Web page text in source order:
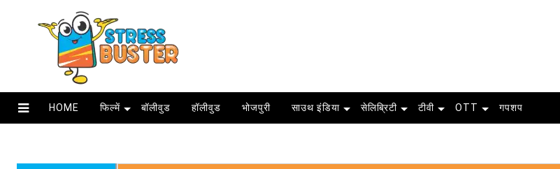
HOME फिल्में बॉलीवुड हॉलीवुड भोजपुरी साउथ इंडिया सेलिब्रिटी टीवी OTT गपशप